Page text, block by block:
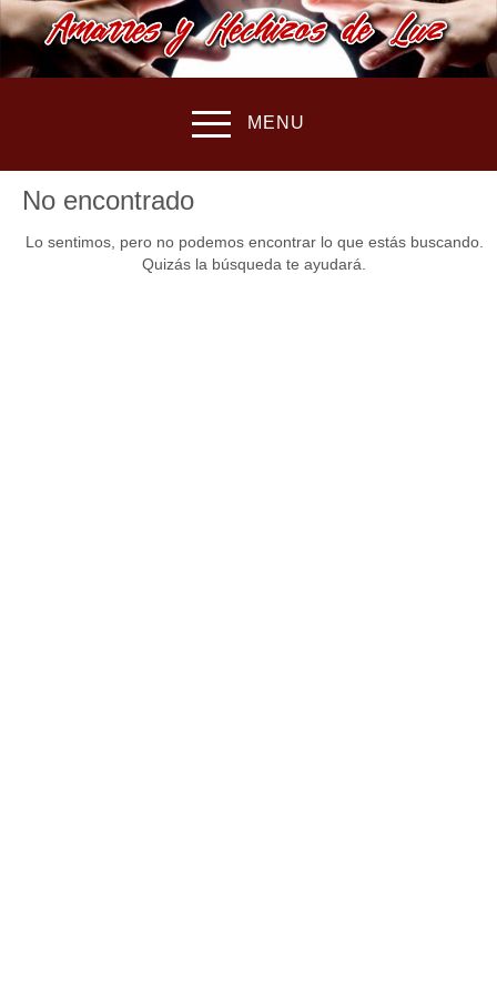
MENU
No encontrado
Lo sentimos, pero no podemos encontrar lo que estás buscando.
Quizás la búsqueda te ayudará.